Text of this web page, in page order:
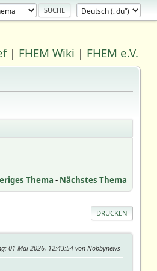
| FHEM Wiki | FHEM e.V.
Thema - Nächstes Thema
DRUCKEN
: 01 Mai 2026, 12:43:54 von Nobbynews